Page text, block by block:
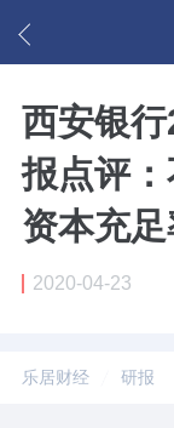
西安银
报点评：
资本充
2020-04-23
乐居财经 研报